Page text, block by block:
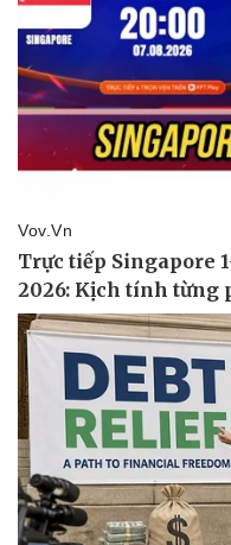
Pháp luật
Vụ án
Tin nóng
Tư vấn luật